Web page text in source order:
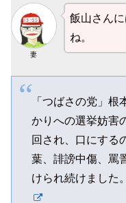
妻
飯山さん
ね。
「つばさの党」
かりへの選挙妨害
回され、口にする
葉、誹謗中傷、罵
けられ続けました